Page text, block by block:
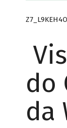
do
da